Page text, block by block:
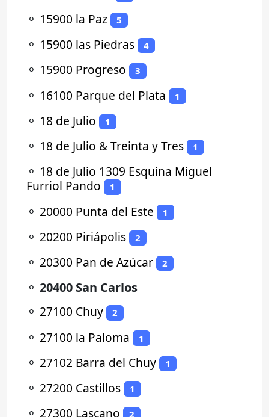
⚬ 15900 la Paz 5
⚬ 15900 las Piedras 4
⚬ 15900 Progreso 3
⚬ 16100 Parque del Plata 1
⚬ 18 de Julio 1
⚬ 18 de Julio & Treinta y Tres 1
⚬ 18 de Julio 1309 Esquina Miguel
Furriol Pando
1
⚬ 20000 Punta del Este 1
⚬ 20200 Piriápolis 2
⚬ 20300 Pan de Azúcar 2
⚬ 20400 San Carlos
⚬ 27100 Chuy 2
⚬ 27100 la Paloma 1
⚬ 27102 Barra del Chuy 1
⚬ 27200 Castillos 1
⚬ 27300 Lascano 2